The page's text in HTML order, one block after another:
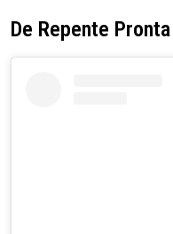
De Repente